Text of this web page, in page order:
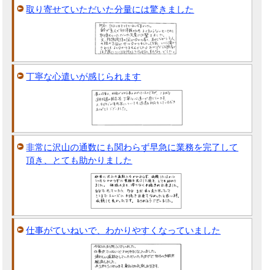
取り寄せていただいた分量には驚きました
丁寧な心遣いが感じられます
非常に沢山の通数にも関わらず早急に業務を完了して
頂き、とても助かりました
仕事がていねいで、わかりやすくなっていました